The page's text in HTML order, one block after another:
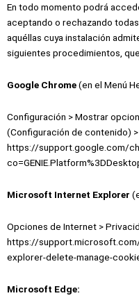
En todo momento podrá
aceptando o rechazando
aquéllas cuya instalación
siguientes procedimientos,
Google Chrome(en el Menú
Configuración > Mostrar
(Configuración de contenido)
https://support.google.com/
Microsoft Internet Explorer
Opciones de Internet >
https://
explorer-delete-manage-
Microsoft Edge: